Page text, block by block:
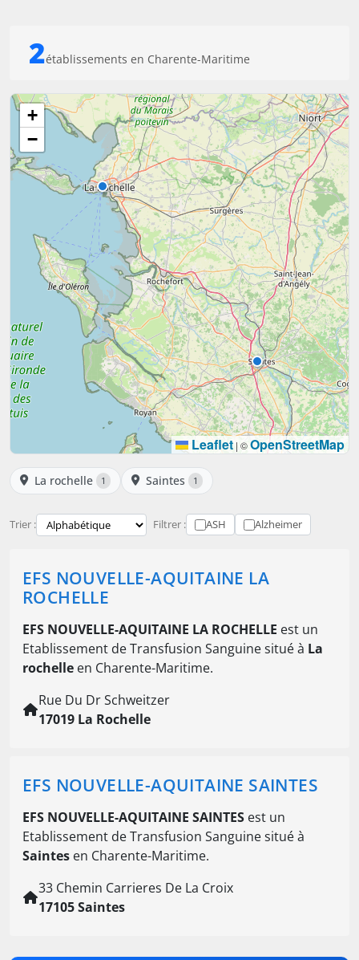
2établissements en Charente-Maritime
+
−
Leaflet | ©OpenStreetMap
La rochelle 1 Saintes 1
Trier : Filtrer : ASH Alzheimer
EFS NOUVELLE-AQUITAINE LA
ROCHELLE
EFS NOUVELLE-AQUITAINE LA ROCHELLE est un
Etablissement de Transfusion Sanguine situé à La
rochelle en Charente-Maritime.
Rue Du Dr Schweitzer
17019 La Rochelle
EFS NOUVELLE-AQUITAINE SAINTES
EFS NOUVELLE-AQUITAINE SAINTES est un
Etablissement de Transfusion Sanguine situé à
Saintes en Charente-Maritime.
33 Chemin Carrieres De La Croix
17105 Saintes